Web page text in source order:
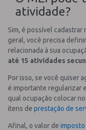
atividade?
Sim, é possível cadastrar
geral, você precisa
relacionada à sua
até 15 atividades
Por isso, se você quiser
é importante regularizar
qual ocupação colocar
itens de prestação de
Afinal, o valor de imposto